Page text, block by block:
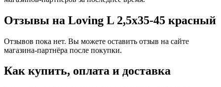
Отзывы на Loving L 2,5x35-45 красный
Отзывов пока нет. Вы можете оставить отзыв на сайте
магазина-партнёра после покупки.
Как купить, оплата и доставка